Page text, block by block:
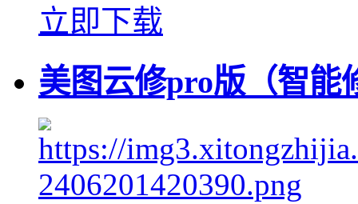
立即下载
美图云修pro版（智能